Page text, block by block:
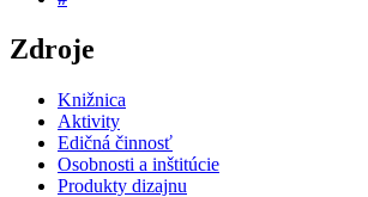
Zdroje
Knižnica
Aktivity
Edičná činnosť
Osobnosti a inštitúcie
Produkty dizajnu